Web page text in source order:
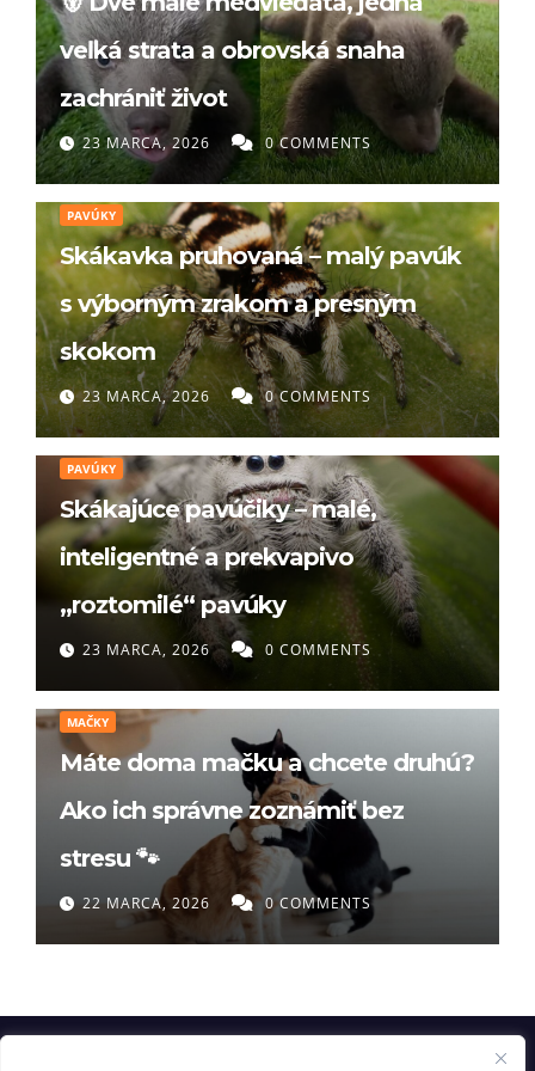
veľká strata a obrovská snaha
zachrániť život
23 MARCA, 2026 0 COMMENTS
PAVÚKY
Skákavka pruhovaná – malý pavúk
s výborným zrakom a presným
skokom
23 MARCA, 2026 0 COMMENTS
PAVÚKY
Skákajúce pavúčiky – malé,
inteligentné a prekvapivo
„roztomilé“ pavúky
23 MARCA, 2026 0 COMMENTS
MAČKY
Máte doma mačku a chcete druhú?
Ako ich správne zoznámiť bez
stresu 🐾
22 MARCA, 2026 0 COMMENTS